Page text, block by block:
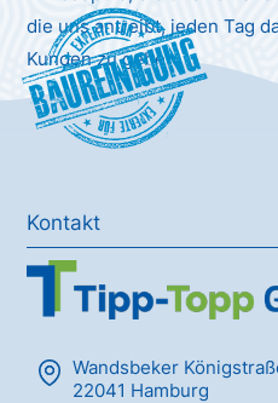
die uns antreibt, jeden Tag
Kunden zu geben.
Baureinigung
Kontakt
Wandsbeker
22041 Hamburg